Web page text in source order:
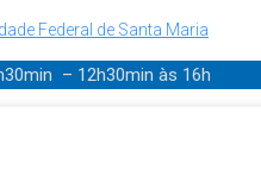
Federal de Santa Maria
– 12h30min às 16h